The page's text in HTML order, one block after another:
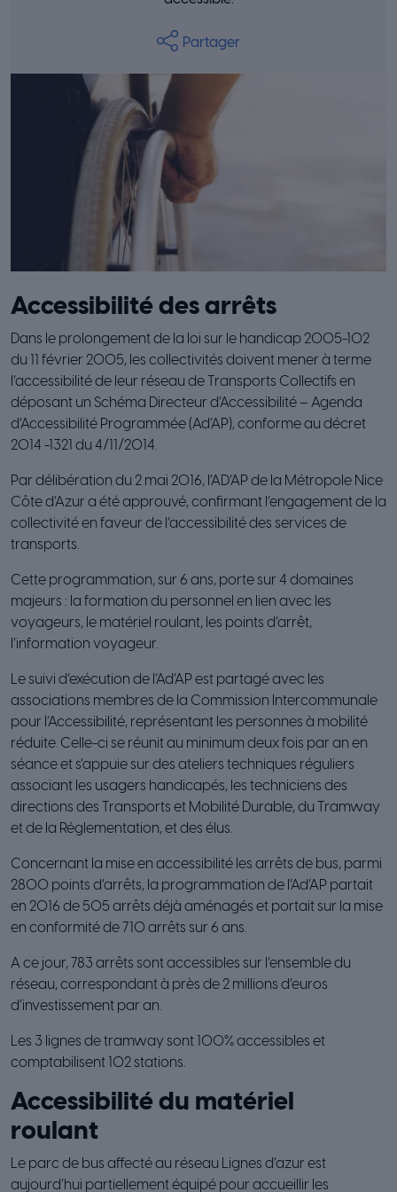
Partager
Accessibilité des arrêts
Dans le prolongement de la loi sur le handicap 2005-102
du 11 février 2005, les collectivités doivent mener à terme
l’accessibilité de leur réseau de Transports Collectifs en
déposant un Schéma Directeur d’Accessibilité – Agenda
d’Accessibilité Programmée (Ad’AP), conforme au décret
2014 -1321 du 4/11/2014.
Par délibération du 2 mai 2016, l’AD’AP de la Métropole Nice
Côte d’Azur a été approuvé, confirmant l’engagement de la
collectivité en faveur de l’accessibilité des services de
transports.
Cette programmation, sur 6 ans, porte sur 4 domaines
majeurs : la formation du personnel en lien avec les
voyageurs, le matériel roulant, les points d’arrêt,
l’information voyageur.
Le suivi d’exécution de l’Ad’AP est partagé avec les
associations membres de la Commission Intercommunale
pour l’Accessibilité, représentant les personnes à mobilité
réduite. Celle-ci se réunit au minimum deux fois par an en
séance et s’appuie sur des ateliers techniques réguliers
associant les usagers handicapés, les techniciens des
directions des Transports et Mobilité Durable, du Tramway
et de la Réglementation, et des élus.
Concernant la mise en accessibilité les arrêts de bus, parmi
2800 points d’arrêts, la programmation de l’Ad’AP partait
en 2016 de 505 arrêts déjà aménagés et portait sur la mise
en conformité de 710 arrêts sur 6 ans.
A ce jour, 783 arrêts sont accessibles sur l’ensemble du
réseau, correspondant à près de 2 millions d’euros
d’investissement par an.
Les 3 lignes de tramway sont 100% accessibles et
comptabilisent 102 stations.
Accessibilité du matériel
roulant
Le parc de bus affecté au réseau Lignes d’azur est
aujourd’hui partiellement équipé pour accueillir les